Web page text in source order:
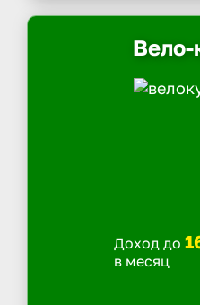
Вело-
Доход до
в месяц